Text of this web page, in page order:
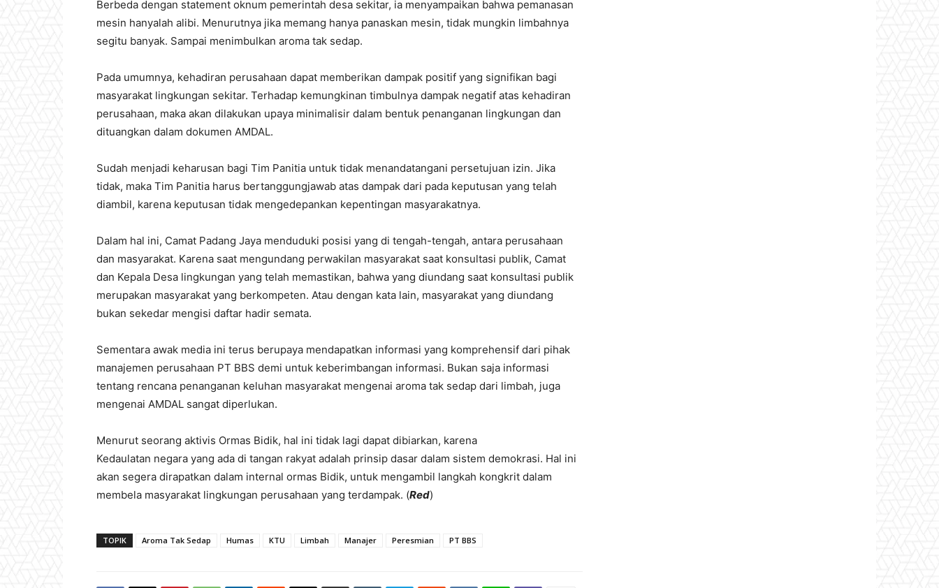
Berbeda dengan statement oknum pemerintah desa sekitar, ia menyampaikan bahwa pemanasan
mesin hanyalah alibi. Menurutnya jika memang hanya panaskan mesin, tidak mungkin limbahnya
segitu banyak. Sampai menimbulkan aroma tak sedap.
Pada umumnya, kehadiran perusahaan dapat memberikan dampak positif yang signifikan bagi
masyarakat lingkungan sekitar. Terhadap kemungkinan timbulnya dampak negatif atas kehadiran
perusahaan, maka akan dilakukan upaya minimalisir dalam bentuk penanganan lingkungan dan
dituangkan dalam dokumen AMDAL.
Sudah menjadi keharusan bagi Tim Panitia untuk tidak menandatangani persetujuan izin. Jika
tidak, maka Tim Panitia harus bertanggungjawab atas dampak dari pada keputusan yang telah
diambil, karena keputusan tidak mengedepankan kepentingan masyarakatnya.
Dalam hal ini, Camat Padang Jaya menduduki posisi yang di tengah-tengah, antara perusahaan
dan masyarakat. Karena saat mengundang perwakilan masyarakat saat konsultasi publik, Camat
dan Kepala Desa lingkungan yang telah memastikan, bahwa yang diundang saat konsultasi publik
merupakan masyarakat yang berkompeten. Atau dengan kata lain, masyarakat yang diundang
bukan sekedar mengisi daftar hadir semata.
Sementara awak media ini terus berupaya mendapatkan informasi yang komprehensif dari pihak
manajemen perusahaan PT BBS demi untuk keberimbangan informasi. Bukan saja informasi
tentang rencana penanganan keluhan masyarakat mengenai aroma tak sedap dari limbah, juga
mengenai AMDAL sangat diperlukan.
Menurut seorang aktivis Ormas Bidik, hal ini tidak lagi dapat dibiarkan, karena
Kedaulatan negara yang ada di tangan rakyat adalah prinsip dasar dalam sistem demokrasi. Hal ini
akan segera dirapatkan dalam internal ormas Bidik, untuk mengambil langkah kongkrit dalam
membela masyarakat lingkungan perusahaan yang terdampak. (Red)
TOPIK Aroma Tak Sedap Humas KTU Limbah Manajer Peresmian PT BBS